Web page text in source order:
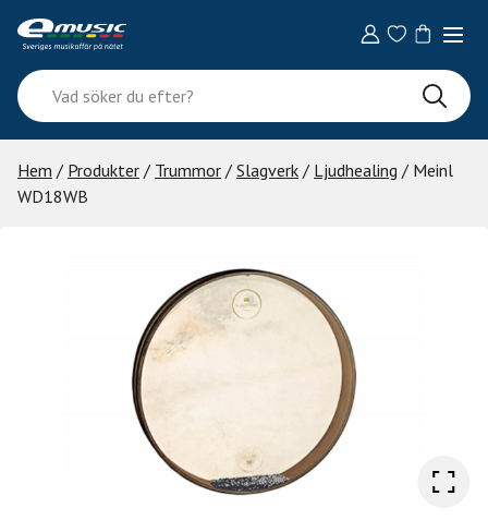
content
Vad
söker
du
efter?
Hem / Produkter / Trummor / Slagverk / Ljudhealing / Meinl
WD18WB